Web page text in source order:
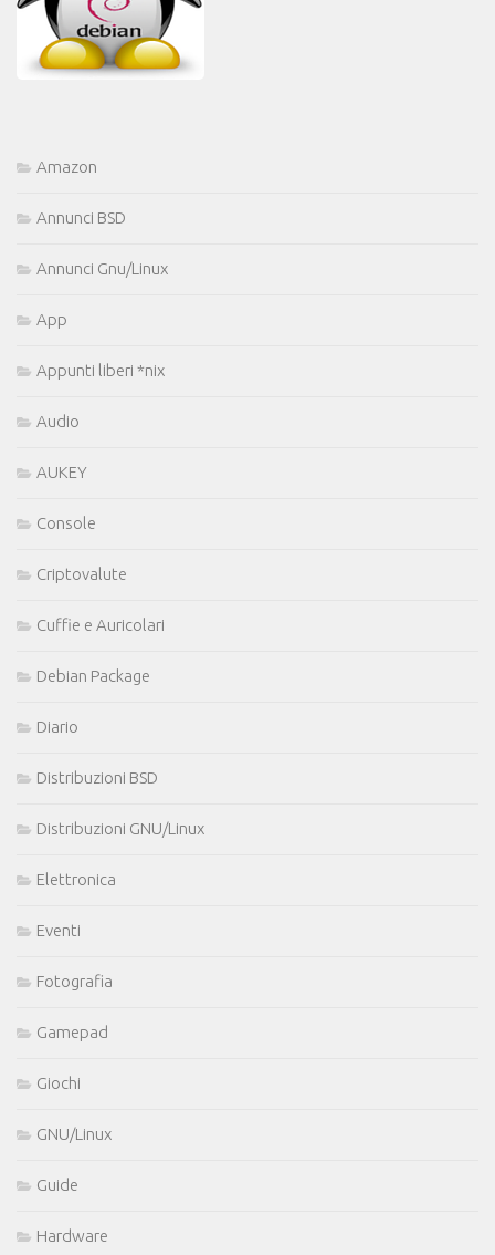
Amazon
Annunci BSD
Annunci Gnu/Linux
App
Appunti liberi *nix
Audio
AUKEY
Console
Criptovalute
Cuffie e Auricolari
Debian Package
Diario
Distribuzioni BSD
Distribuzioni GNU/Linux
Elettronica
Eventi
Fotografia
Gamepad
Giochi
GNU/Linux
Guide
Hardware